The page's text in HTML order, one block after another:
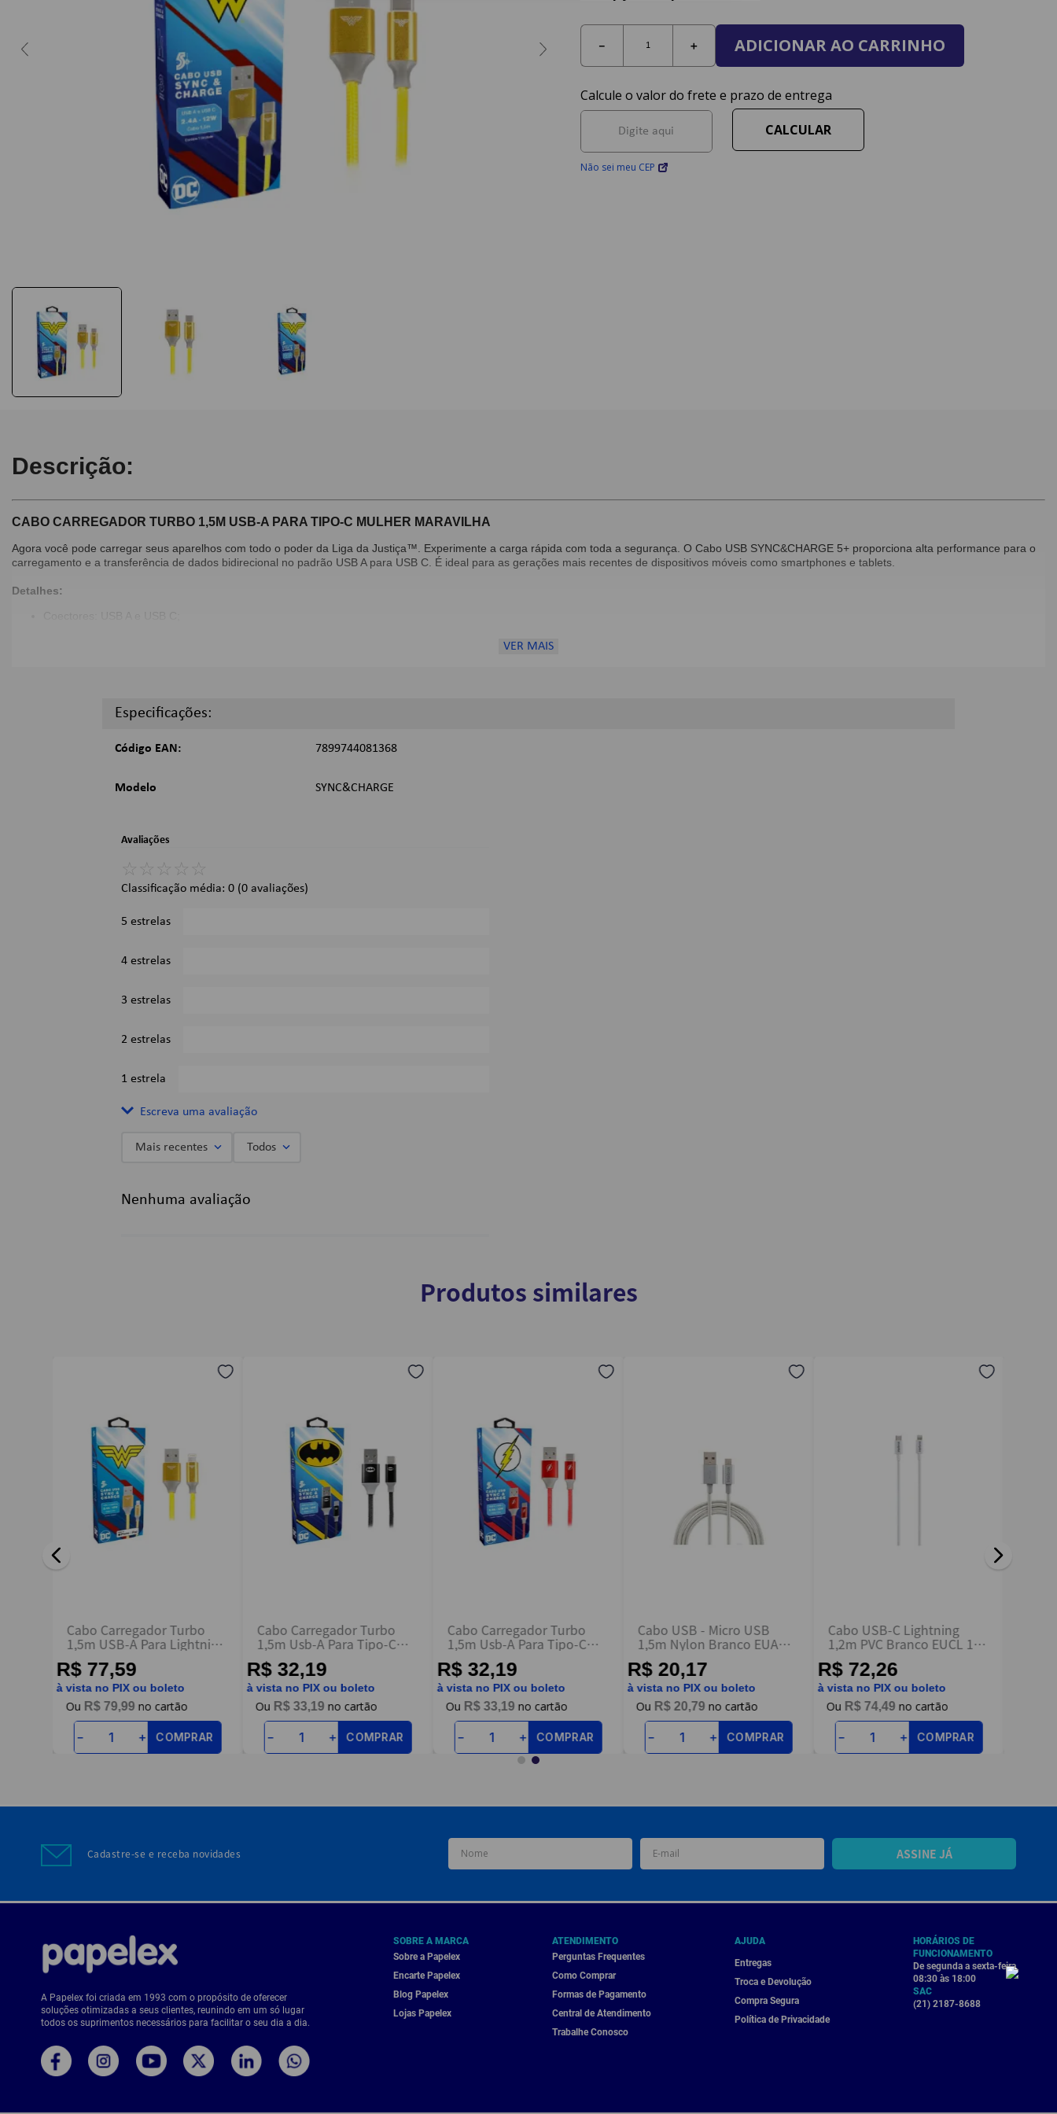
＋
－ ADICIONAR AO CARRINHO
Não sei meu CEP
Descrição:
CABO CARREGADOR TURBO 1,5M USB-A PARA TIPO-C MULHER MARAVILHA
Agora você pode carregar seus aparelhos com todo o poder da Liga da Justiça™. Experimente a carga rápida com toda a segurança. O Cabo USB SYNC&CHARGE 5+ proporciona alta performance para o
carregamento e a transferência de dados bidirecional no padrão USB A para USB C. É ideal para as gerações mais recentes de dispositivos móveis como smartphones e tablets.
Detalhes:
2,50 x 8,00 x 20,00 cm.
Imagens Meramente Ilustrativas.
VER MAIS
Especificações:
Código EAN: 7899744081368
Modelo SYNC&CHARGE
Avaliações
☆ ☆ ☆ ☆ ☆
Classificação média: 0 (0 avaliações)
5 estrelas
4 estrelas
3 estrelas
2 estrelas
1 estrela
Escreva uma avaliação
Título
Escreva uma avaliação
Mais recentes Todos
Nenhuma avaliação
Produtos similares
Cabo Carregador Turbo
1,5m USB-A Para Lightning
Mulher Maravilha
R$ 77,59
à vista no PIX ou boleto
R$ 79,99
＋
－ COMPRAR
Cabo Carregador Turbo
1,5m Usb-A Para Tipo-C
Batman
R$ 32,19
à vista no PIX ou boleto
R$ 33,19
＋
－ COMPRAR
Cabo Carregador Turbo
1,5m Usb-A Para Tipo-C
Flash
R$ 32,19
à vista no PIX ou boleto
R$ 33,19
＋
－ COMPRAR
Cabo USB - Micro USB
1,5m Nylon Branco EUAB
15NB - Intelbras
R$ 20,17
à vista no PIX ou boleto
R$ 20,79
＋
－ COMPRAR
Cabo USB-C Lightning
1,2m PVC Branco EUCL 12
PB - Intelbras
R$ 72,26
à vista no PIX ou boleto
R$ 74,49
＋
－ COMPRAR
Cadastre-se e receba novidades ASSINE JÁ
A Papelex foi criada em 1993 com o propósito de oferecer
soluções otimizadas a seus clientes, reunindo em um só lugar
todos os suprimentos necessários para facilitar o seu dia a dia.
SOBRE A MARCA
Sobre a Papelex
Encarte Papelex
Blog Papelex
Lojas Papelex
ATENDIMENTO
Perguntas Frequentes
Como Comprar
Formas de Pagamento
Central de Atendimento
Trabalhe Conosco
AJUDA
Entregas
Troca e Devolução
Compra Segura
Política de Privacidade
HORÁRIOS DE
FUNCIONAMENTO
De segunda a sexta-feira
08:30 às 18:00
SAC
(21) 2187-8688
10º caderno